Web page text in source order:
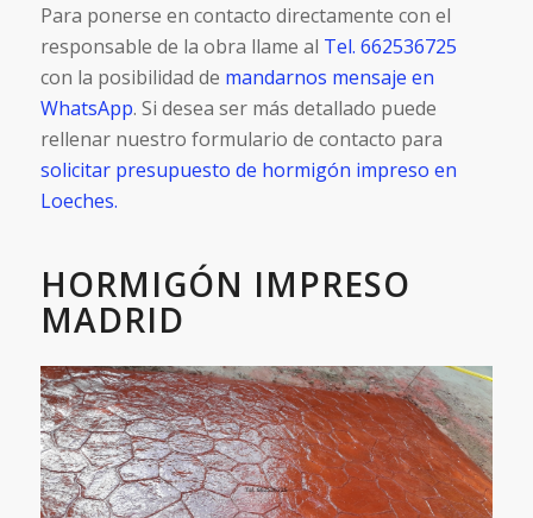
Para ponerse en contacto directamente con el
responsable de la obra llame al Tel. 662536725
con la posibilidad de mandarnos mensaje en
WhatsApp. Si desea ser más detallado puede
rellenar nuestro formulario de contacto para
solicitar presupuesto de hormigón impreso en
Loeches.
HORMIGÓN IMPRESO
MADRID